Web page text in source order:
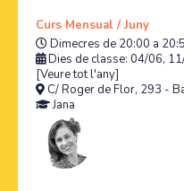
Curs Mensual / Juny
Dimecres de 20:00 a
Dies de classe: 04/06,
[Veure tot l'any]
C/ Roger de Flor, 293 -
Jana